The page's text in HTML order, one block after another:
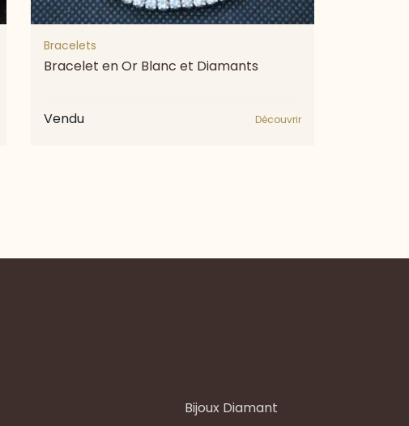
Bracelets
Bracelet en Or Blanc et Diamants
Vendu Découvrir
Bijoux Diamant